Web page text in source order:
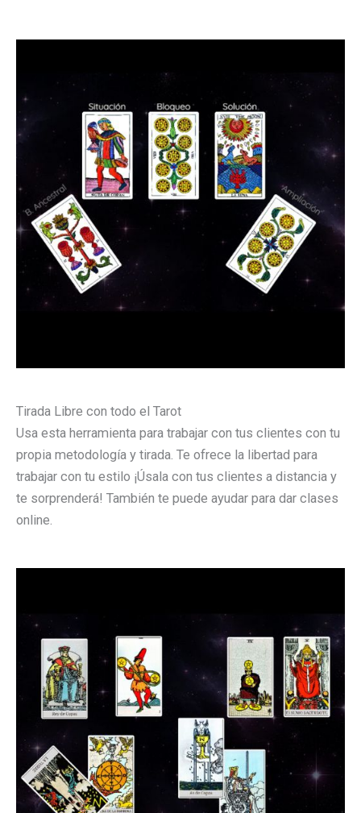
Tirada Libre con todo el Tarot
Usa esta herramienta para trabajar con tus clientes con tu
propia metodología y tirada. Te ofrece la libertad para
trabajar con tu estilo ¡Úsala con tus clientes a distancia y
te sorprenderá! También te puede ayudar para dar clases
online.